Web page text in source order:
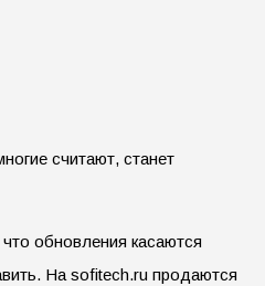
считают, станет
обновления касаются
На sofitech.ru продаются